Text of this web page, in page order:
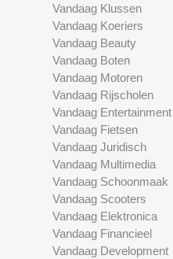
Vandaag Klussen
Vandaag Koeriers
Vandaag Beauty
Vandaag Boten
Vandaag Motoren
Vandaag Rijscholen
Vandaag Entertainment
Vandaag Fietsen
Vandaag Juridisch
Vandaag Multimedia
Vandaag Schoonmaak
Vandaag Scooters
Vandaag Elektronica
Vandaag Financieel
Vandaag Development